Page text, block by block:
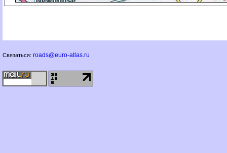
Связаться: roads@euro-atlas.ru